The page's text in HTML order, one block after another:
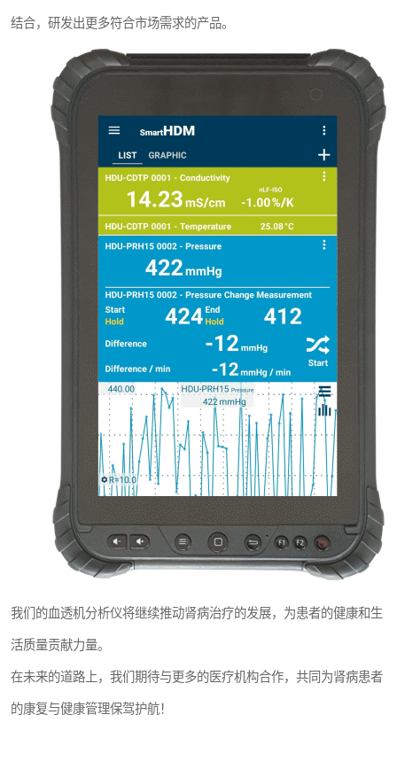
结合，研发出更多符合市场需求的产品。
我们的血透机分析仪将继续推动肾病治疗的发展，为患者的健康和生
活质量贡献力量。
在未来的道路上，我们期待与更多的医疗机构合作，共同为肾病患者
的康复与健康管理保驾护航！